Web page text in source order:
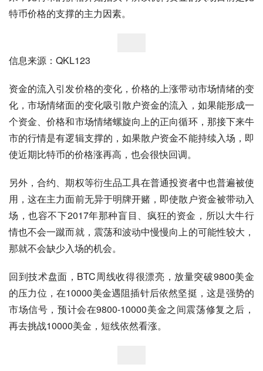
特币价格的支撑的主力因素。
信息来源：QKL123
资金的流入引发价格的变化，价格的上涨带动市场情绪的变
化，市场情绪面的变化吸引散户资金的流入，如果能形成一
个资金、价格和市场情绪螺旋向上的正向循环，那接下来牛
市的行情是有逻辑支撑的，如果散户资金不能持续入场，即
使近期比特币的价格涨再高，也会很快回调。
另外，合约、期权等衍生品工具在普通投资者中也普遍被使
用，这在主力面前无异于明牌开赌，即使散户资金被带动入
场，也容不下2017年那种盲目、疯狂的资金，所以大牛行
情也不会一蹴而就，震荡和波动中慢慢向上的可能性较大，
那就不会缺少入场的机会。
回到技术盘面，BTC周线收得很漂亮，放量突破9800美金
的压力位，在10000美金遇阻插针后依然坚挺，这是强势的
市场信号，预计会在9800-10000美金之间震荡修复之后，
再去挑战10000美金，短线依然看涨。